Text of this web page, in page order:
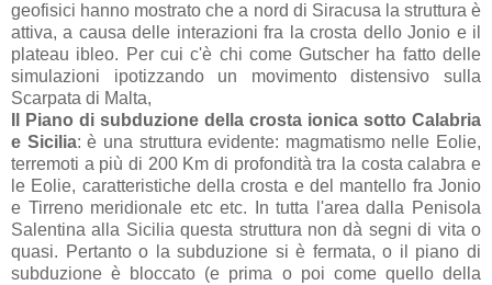
geofisici hanno mostrato che a nord di Siracusa la struttura è
attiva, a causa delle interazioni fra la crosta dello Jonio e il
plateau ibleo. Per cui c'è chi come Gutscher ha fatto delle
simulazioni ipotizzando un movimento distensivo sulla
Scarpata di Malta,
Il Piano di subduzione della crosta ionica sotto Calabria
e Sicilia: è una struttura evidente: magmatismo nelle Eolie,
terremoti a più di 200 Km di profondità tra la costa calabra e
le Eolie, caratteristiche della crosta e del mantello fra Jonio
e Tirreno meridionale etc etc. In tutta l'area dalla Penisola
Salentina alla Sicilia questa struttura non dà segni di vita o
quasi. Pertanto o la subduzione si è fermata, o il piano di
subduzione è bloccato (e prima o poi come quello della